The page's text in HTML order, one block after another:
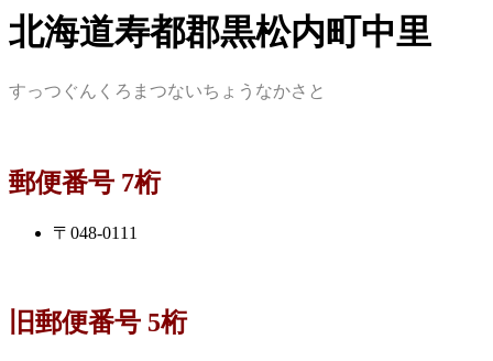
北海道寿都郡黒松内町中里
すっつぐんくろまつないちょうなかさと
郵便番号 7桁
〒048-0111
旧郵便番号 5桁